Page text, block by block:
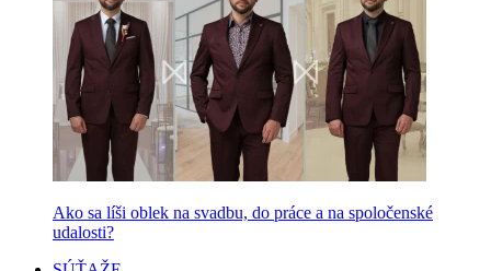
Ako sa líši oblek na svadbu, do práce a na spoločenské
udalosti?